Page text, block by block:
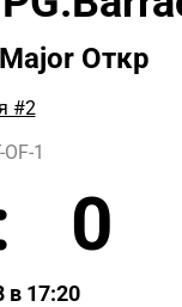
Откр
#2
1
0
в 17:20